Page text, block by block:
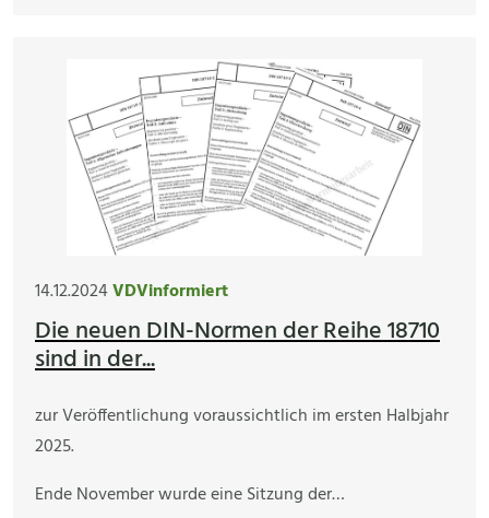
14.12.2024VDVinformiert
Die neuen DIN-Normen der Reihe 18710
sind in der...
zur Veröffentlichung voraussichtlich im ersten Halbjahr
2025.
Ende November wurde eine Sitzung der…